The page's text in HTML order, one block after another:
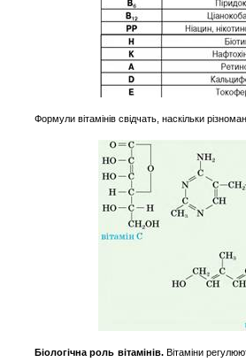
Формули вітамінів свідчать, наскільки
Біологічна роль вітамінів.Вітаміни